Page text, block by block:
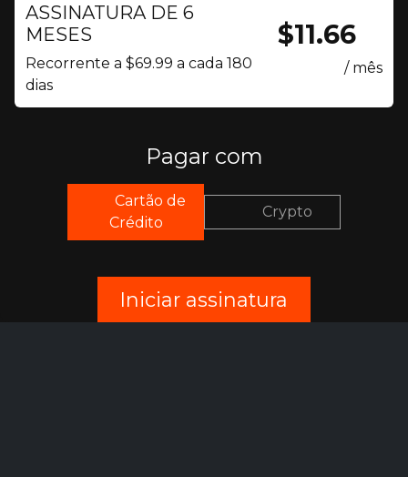
ASSINATURA DE 6
MESES
Recorrente a $69.99 a cada 180
dias
$11.66
/ mês
Pagar com
Cartão de
Crédito
Crypto
Iniciar assinatura